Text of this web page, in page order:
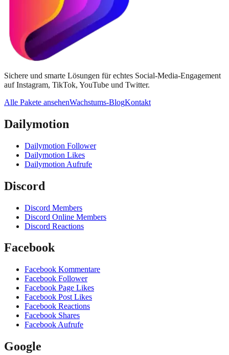
Sichere und smarte Lösungen für echtes Social-Media-Engagement
auf Instagram, TikTok, YouTube und Twitter.
Alle Pakete ansehenWachstums-BlogKontakt
Dailymotion
Dailymotion Follower
Dailymotion Likes
Dailymotion Aufrufe
Discord
Discord Members
Discord Online Members
Discord Reactions
Facebook
Facebook Kommentare
Facebook Follower
Facebook Page Likes
Facebook Post Likes
Facebook Reactions
Facebook Shares
Facebook Aufrufe
Google